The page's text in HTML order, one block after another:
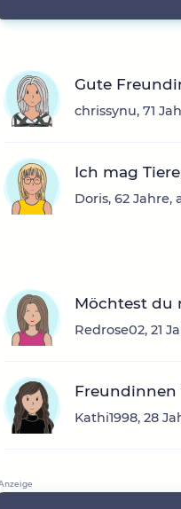
Gute
chrissynu, 71
Ich mag
Doris, 62 Jahre,
Möchtest du
Redrose02, 21
Freundinnen
Kathi1998, 28